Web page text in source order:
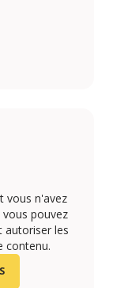
vous n'avez
pouvez
autoriser les
contenu.